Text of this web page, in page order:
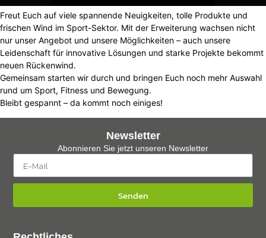
Freut Euch auf viele spannende Neuigkeiten, tolle Produkte und
frischen Wind im Sport-Sektor. Mit der Erweiterung wachsen nicht
nur unser Angebot und unsere Möglichkeiten – auch unsere
Leidenschaft für innovative Lösungen und starke Projekte bekommt
neuen Rückenwind.
Gemeinsam starten wir durch und bringen Euch noch mehr Auswahl
rund um Sport, Fitness und Bewegung.
Bleibt gespannt – da kommt noch einiges!
Newsletter
Abonnieren Sie jetzt unseren Newsletter
Senden